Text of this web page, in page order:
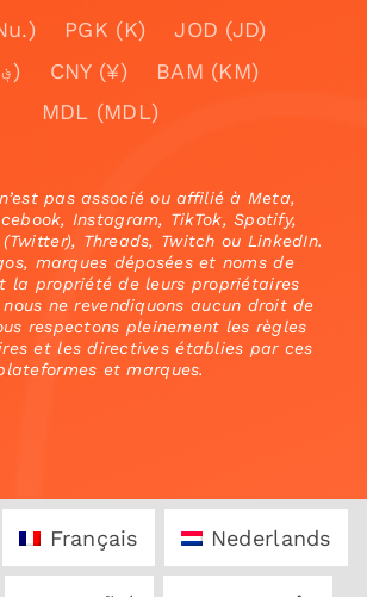
PGK (K)
JOD (JD)
AFN (؋)
CNY (¥)
BAM (KM)
MDL (MDL)
pas associé ou affilié à Meta,
Instagram, TikTok, Spotify,
(Twitter), Threads, Twitch ou LinkedIn.
marques déposées et noms de
la propriété de leurs propriétaires
ne revendiquons aucun droit de
respectons pleinement les règles
et les directives établies par ces
et marques.
Français Nederlands